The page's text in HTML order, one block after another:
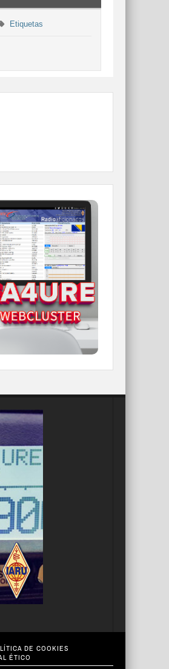
Etiquetas
EA4URE
de URE,
e información y
GDURE
DE COOKIES
ÉTICO